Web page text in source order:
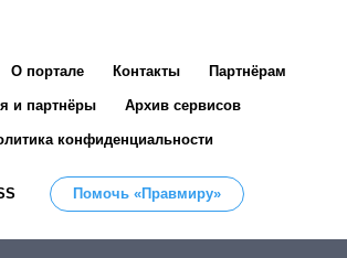
О портале Контакты Партнёрам
и партнёры Архив сервисов
конфиденциальности
Помочь «Правмиру»